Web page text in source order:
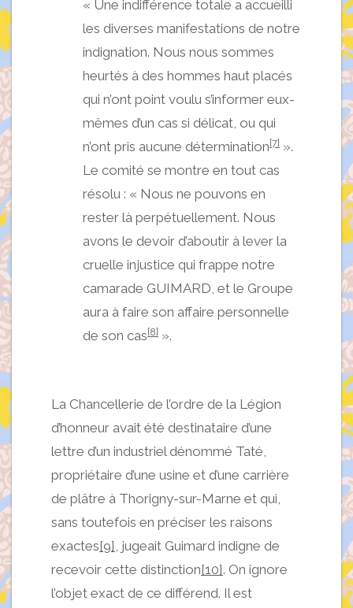
« Une indifférence totale a accueilli
les diverses manifestations de notre
indignation. Nous nous sommes
heurtés à des hommes haut placés
qui n’ont point voulu s’informer eux-
mêmes d’un cas si délicat, ou qui
n’ont pris aucune détermination [7] ».
Le comité se montre en tout cas
résolu : « Nous ne pouvons en
rester là perpétuellement. Nous
avons le devoir d’aboutir à lever la
cruelle injustice qui frappe notre
camarade GUIMARD, et le Groupe
aura à faire son affaire personnelle
de son cas [8] ».
La Chancellerie de l’ordre de la Légion
d’honneur avait été destinataire d’une
lettre d’un industriel dénommé Taté,
propriétaire d’une usine et d’une carrière
de plâtre à Thorigny-sur-Marne et qui,
sans toutefois en préciser les raisons
exactes[9], jugeait Guimard indigne de
recevoir cette distinction[10]. On ignore
l’objet exact de ce différend. Il est